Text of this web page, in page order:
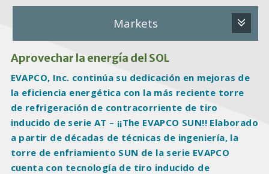
Markets
Aprovechar la energía del SOL
EVAPCO, Inc. continúa su dedicación en mejoras de
la eficiencia energética con la más reciente torre
de refrigeración de contracorriente de tiro
inducido de serie AT – ¡¡The EVAPCO SUN!! Elaborado
a partir de décadas de técnicas de ingeniería, la
torre de enfriamiento SUN de la serie EVAPCO
cuenta con tecnología de tiro inducido de